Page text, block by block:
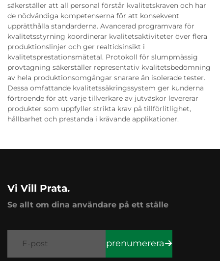
säkerställer att all personal förstår kvalitetskraven och har
de nödvändiga kompetenserna för att konsekvent
upprätthålla standarderna. Avancerad programvara för
kvalitetsstyrning koordinerar kvalitetsaktiviteter över flera
produktionslinjer och ger realtidsinsikt i
kvalitetsprestationsmätetal. Protokoll för slumpmässig
provtagning säkerställer representativ kvalitetsbedömning
av hela produktionsomgångar snarare än isolerade tester.
Dessa omfattande kvalitetssäkringssystem ger kunderna
förtroende för att varje tillverkare av jutväskor levererar
produkter som uppfyller strikta krav på tillförlitlighet,
hållbarhet och prestanda i krävande applikationer.
Vi Vill Prata.
Se allt om dina användare på ett ställe
prenumerera